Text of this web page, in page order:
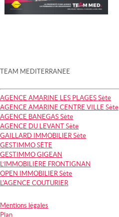
TEAM MEDITERRANEE
AGENCE AMARINE LES PLAGES Sète
AGENCE AMARINE CENTRE VILLE Sète
AGENCE BANEGAS Sète
AGENCE DU LEVANT Sète
GAILLARD IMMOBILIER Sète
GESTIMMO SÈTE
GESTIMMO GIGEAN
L’IMMOBILIÈRE FRONTIGNAN
OPEN IMMOBILIER Sète
L'AGENCE COUTURIER
Mentions légales
Plan